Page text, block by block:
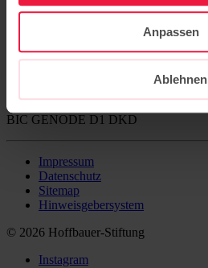
Anpassen
Ablehnen
YouTube
Spendenkonto
IBAN DE74 3506 0190 0000 0056 57
BIC GENODE D1 DKD
Impressum
Datenschutz
Sitemap
Hinweisgebersystem
© 2026 Hoffbauer-Stiftung
Instagram